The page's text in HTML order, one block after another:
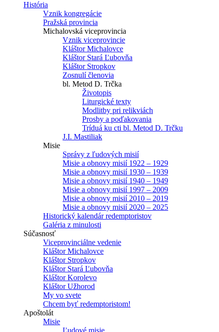
História
Vznik kongregácie
Pražská provincia
Michalovská viceprovincia
Vznik viceprovincie
Kláštor Michalovce
Kláštor Stará Ľubovňa
Kláštor Stropkov
Zosnulí členovia
bl. Metod D. Trčka
Životopis
Liturgické texty
Modlitby pri relikviách
Prosby a poďakovania
Tríduá ku cti bl. Metod D. Trčku
J.I. Mastiliak
Misie
Správy z ľudových misií
Misie a obnovy misií 1922 – 1929
Misie a obnovy misií 1930 – 1939
Misie a obnovy misií 1940 – 1949
Misie a obnovy misií 1997 – 2009
Misie a obnovy misií 2010 – 2019
Misie a obnovy misií 2020 – 2025
Historický kalendár redemptoristov
Galéria z minulosti
Súčasnosť
Viceprovinciálne vedenie
Kláštor Michalovce
Kláštor Stropkov
Kláštor Stará Ľubovňa
Kláštor Korolevo
Kláštor Užhorod
My vo svete
Chcem byť redemptoristom!
Apoštolát
Misie
Ľudové misie